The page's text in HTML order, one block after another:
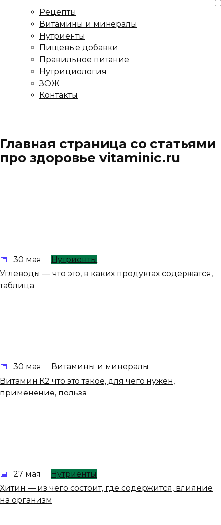
Рецепты
Витамины и минералы
Нутриенты
Пищевые добавки
Правильное питание
Нутрициология
ЗОЖ
Контакты
Главная страница со статьями
про здоровье vitaminic.ru
30 мая
Нутриенты
Углеводы — что это, в каких продуктах содержатся,
таблица
30 мая
Витамины и минералы
Витамин К2 что это такое, для чего нужен,
применение, польза
27 мая
Нутриенты
Хитин — из чего состоит, где содержится, влияние
на организм